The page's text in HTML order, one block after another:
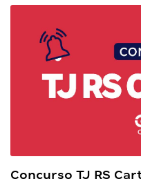
Concurso TJ RS